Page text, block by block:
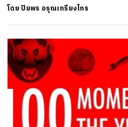
โดยปิยพร อรุณเกรียงไกร